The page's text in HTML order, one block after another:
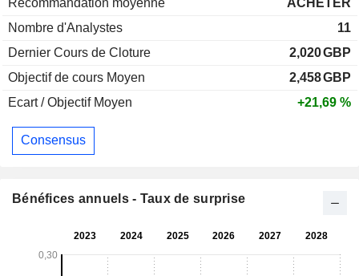
Nombre d'Analystes
11
Dernier Cours de Cloture
2,020GBP
Objectif de cours Moyen
2,458GBP
Ecart / Objectif Moyen
+21,69 %
Consensus
Bénéfices annuels - Taux de surprise